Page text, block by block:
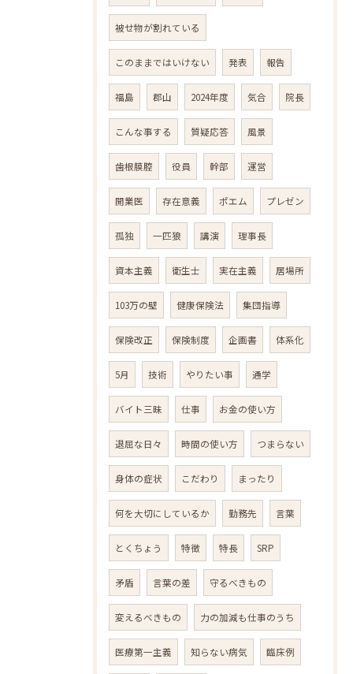
被せ物が割れている
このままではいけない 発表 報告
福島 郡山 2024年度 気合 院長
こんな事する 質疑応答 風景
歯根膜腔 役員 幹部 運営
開業医 存在意義 ポエム プレゼン
孤独 一匹狼 講演 理事長
資本主義 衛生士 実在主義 居場所
103万の壁 健康保険法 集団指導
保険改正 保険制度 企画書 体系化
5月 技術 やりたい事 通学
バイト三昧 仕事 お金の使い方
退屈な日々 時間の使い方 つまらない
身体の症状 こだわり まったり
何を大切にしているか 勤務先 言葉
とくちょう 特徴 特長 SRP
矛盾 言葉の差 守るべきもの
変えるべきもの 力の加減も仕事のうち
医療第一主義 知らない病気 臨床例